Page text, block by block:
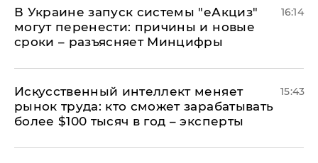
В Украине запуск системы "еАкциз"
могут перенести: причины и новые
сроки – разъясняет Минцифры
16:14
Искусственный интеллект меняет
рынок труда: кто сможет зарабатывать
более $100 тысяч в год – эксперты
15:43